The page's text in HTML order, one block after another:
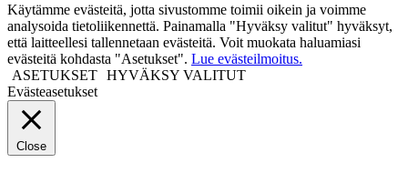
Käytämme evästeitä, jotta sivustomme toimii oikein ja voimme
analysoida tietoliikennettä. Painamalla "Hyväksy valitut" hyväksyt,
että laitteellesi tallennetaan evästeitä. Voit muokata haluamiasi
evästeitä kohdasta "Asetukset". Lue evästeilmoitus.
ASETUKSET HYVÄKSY VALITUT
Evästeasetukset
Close